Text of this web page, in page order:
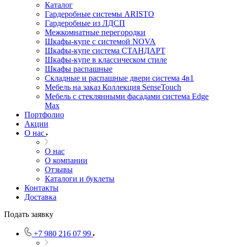
Каталог
Гардеробные системы ARISTO
Гардеробные из ЛДСП
Межкомнатные перегородки
Шкафы-купе с системой NOVA
Шкафы-купе система СТАНДАРТ
Шкафы-купе в классическом стиле
Шкафы распашные
Складные и распашные двери система 4в1
Мебель на заказ Коллекция SenseTouch
Мебель с стеклянными фасадами система Edge
Max
Портфолио
Акции
О нас
О нас
О компании
Отзывы
Каталоги и буклеты
Контакты
Доставка
Подать заявку
+7 980 216 07 99